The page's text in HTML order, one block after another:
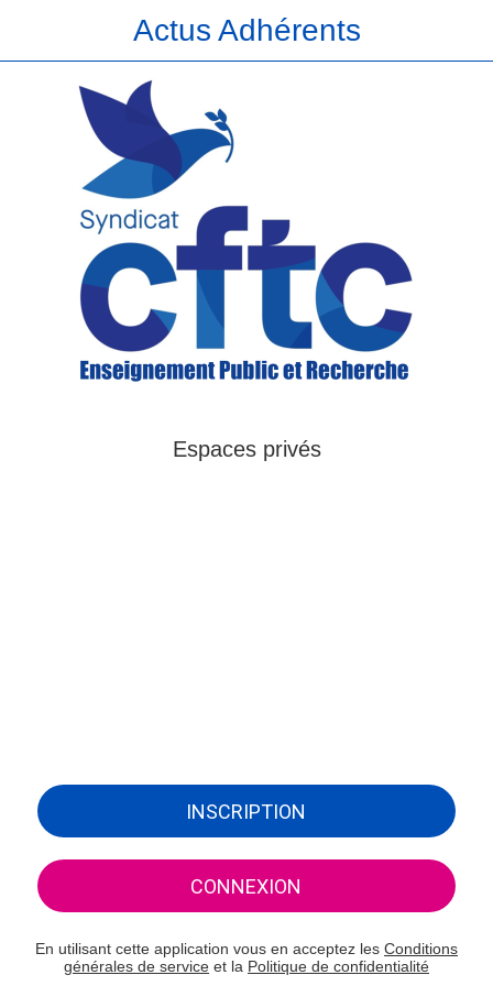
Actus Adhérents
Espaces privés
INSCRIPTION
CONNEXION
En utilisant cette application vous en acceptez les Conditions
générales de service et la Politique de confidentialité